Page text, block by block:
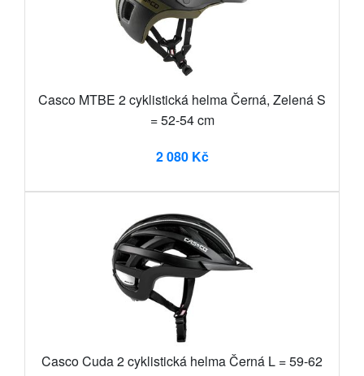
Casco MTBE 2 cyklistická helma Černá, Zelená S
= 52-54 cm
2 080 Kč
Casco Cuda 2 cyklistická helma Černá L = 59-62